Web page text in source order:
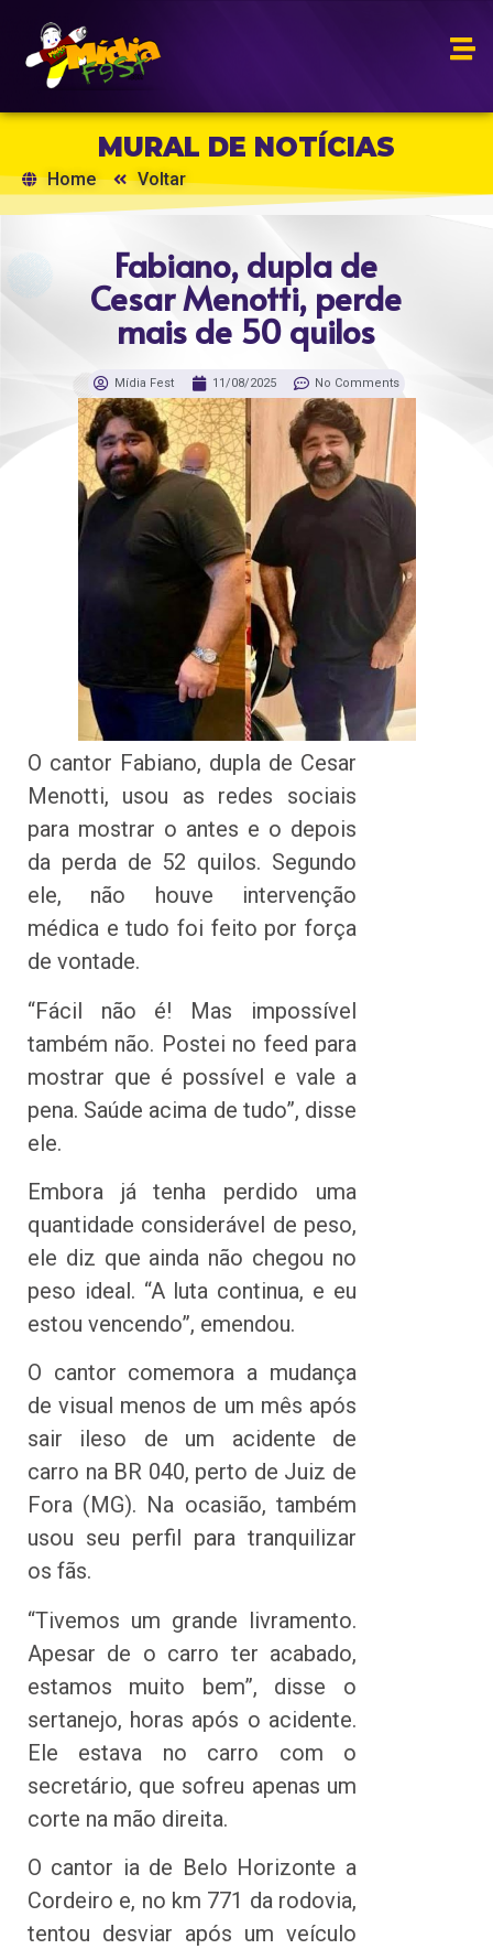
MURAL DE NOTÍCIAS
Home Voltar
Fabiano, dupla de
Cesar Menotti, perde
mais de 50 quilos
Mídia Fest 11/08/2025 No Comments
O cantor Fabiano, dupla de Cesar
Menotti, usou as redes sociais
para mostrar o antes e o depois
da perda de 52 quilos. Segundo
ele, não houve intervenção
médica e tudo foi feito por força
de vontade.
“Fácil não é! Mas impossível
também não. Postei no feed para
mostrar que é possível e vale a
pena. Saúde acima de tudo”, disse
ele.
Embora já tenha perdido uma
quantidade considerável de peso,
ele diz que ainda não chegou no
peso ideal. “A luta continua, e eu
estou vencendo”, emendou.
O cantor comemora a mudança
de visual menos de um mês após
sair ileso de um acidente de
carro na BR 040, perto de Juiz de
Fora (MG). Na ocasião, também
usou seu perfil para tranquilizar
os fãs.
“Tivemos um grande livramento.
Apesar de o carro ter acabado,
estamos muito bem”, disse o
sertanejo, horas após o acidente.
Ele estava no carro com o
secretário, que sofreu apenas um
corte na mão direita.
O cantor ia de Belo Horizonte a
Cordeiro e, no km 771 da rodovia,
tentou desviar após um veículo